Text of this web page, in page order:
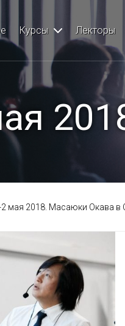
Курсы
Хирургия и
Ортодонтия
Пародонтология
Нейромышечная
Курсы Лекторы
2 мая 2018. Масаюки Окава в